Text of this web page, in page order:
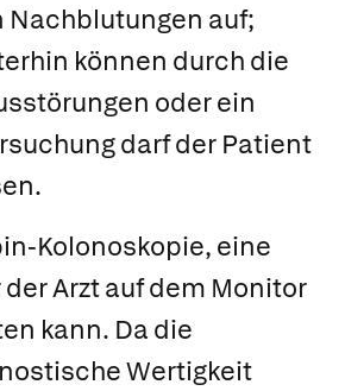
Nachblutungen auf;
können durch die
oder ein
darf der Patient
Kolonoskopie, eine
der Arzt auf dem Monitor
kann. Da die
Wertigkeit